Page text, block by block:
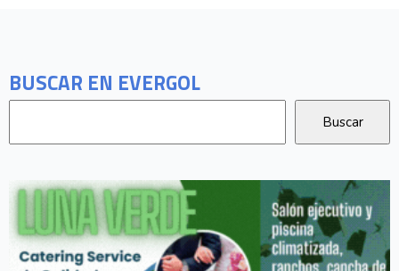
BUSCAR EN EVERGOL